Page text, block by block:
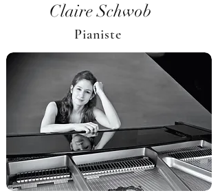
Claire Schwob
Pianiste